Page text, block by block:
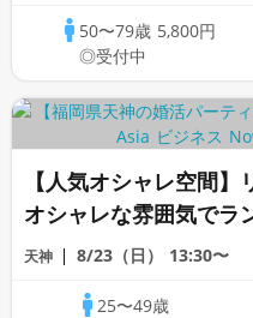
50〜79歳 5,800円
◎受付中
【人気オシャレ空間
オシャレな雰囲気でラ
活パーティー
天神 8/23（日） 13:30〜
25〜49歳